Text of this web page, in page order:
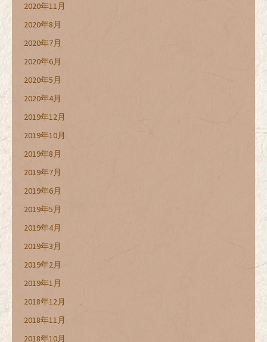
2020年11月
2020年8月
2020年7月
2020年6月
2020年5月
2020年4月
2019年12月
2019年10月
2019年8月
2019年7月
2019年6月
2019年5月
2019年4月
2019年3月
2019年2月
2019年1月
2018年12月
2018年11月
2018年10月